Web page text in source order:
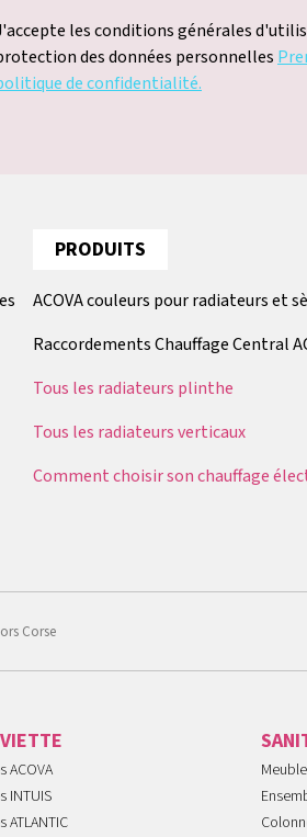
les conditions générales
des données personnelles
de confidentialité.
PRODUITS
ACOVA couleurs pour radiateurs et
Raccordements Chauffage Central
Tous les radiateurs plinthe
Tous les radiateurs verticaux
Comment choisir son chauffage
Corse
ACOVA
INTUIS